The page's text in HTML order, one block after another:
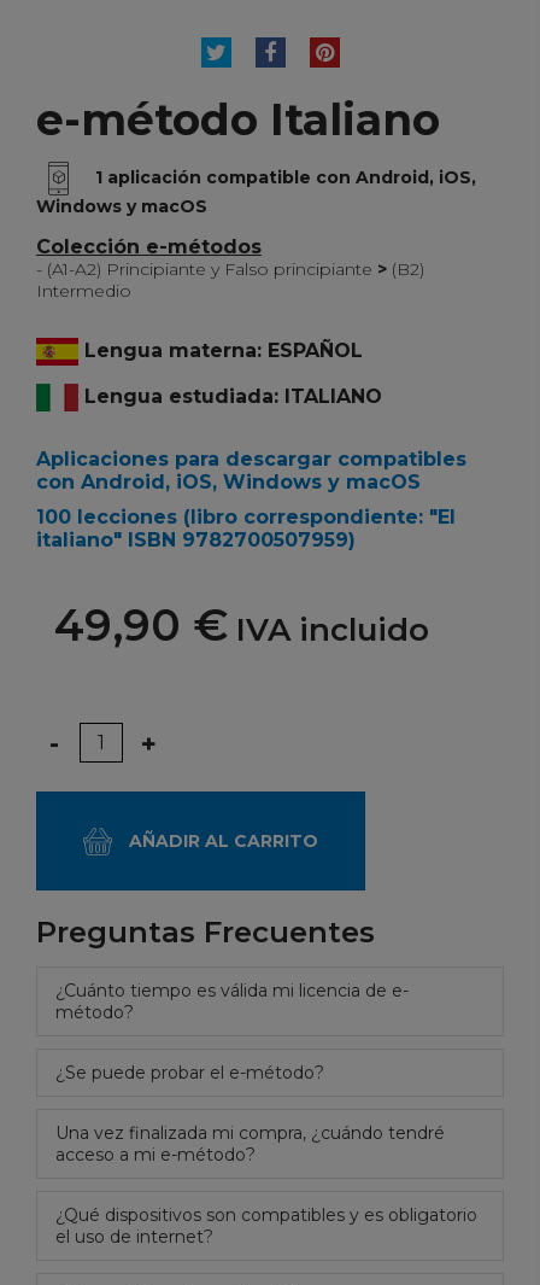
TUITEARCOMPARTIR
PINTEREST
e-método Italiano
1 aplicación compatible con Android, iOS,
Windows y macOS
Colección e-métodos
- (A1-A2) Principiante y Falso principiante > (B2)
Intermedio
Lengua materna: ESPAÑOL
Lengua estudiada: ITALIANO
Aplicaciones para descargar compatibles
con Android, iOS, Windows y macOS
100 lecciones (libro correspondiente: "El
italiano" ISBN 9782700507959)
49,90 € IVA incluido
Cantidad
- +
AÑADIR AL CARRITO
Preguntas Frecuentes
¿Cuánto tiempo es válida mi licencia de e-
método?
¿Se puede probar el e-método?
Una vez finalizada mi compra, ¿cuándo tendré
acceso a mi e-método?
¿Qué dispositivos son compatibles y es obligatorio
el uso de internet?